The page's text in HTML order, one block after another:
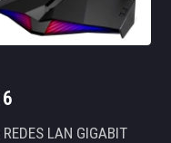
LAN GIGABIT